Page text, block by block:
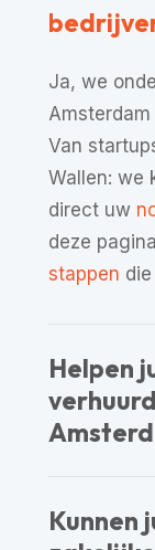
Ja, we
Van
Wallen: we
direct uw
deze
stappen
Helpen
Kunnen